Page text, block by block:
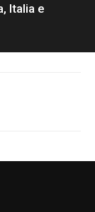
Italia e